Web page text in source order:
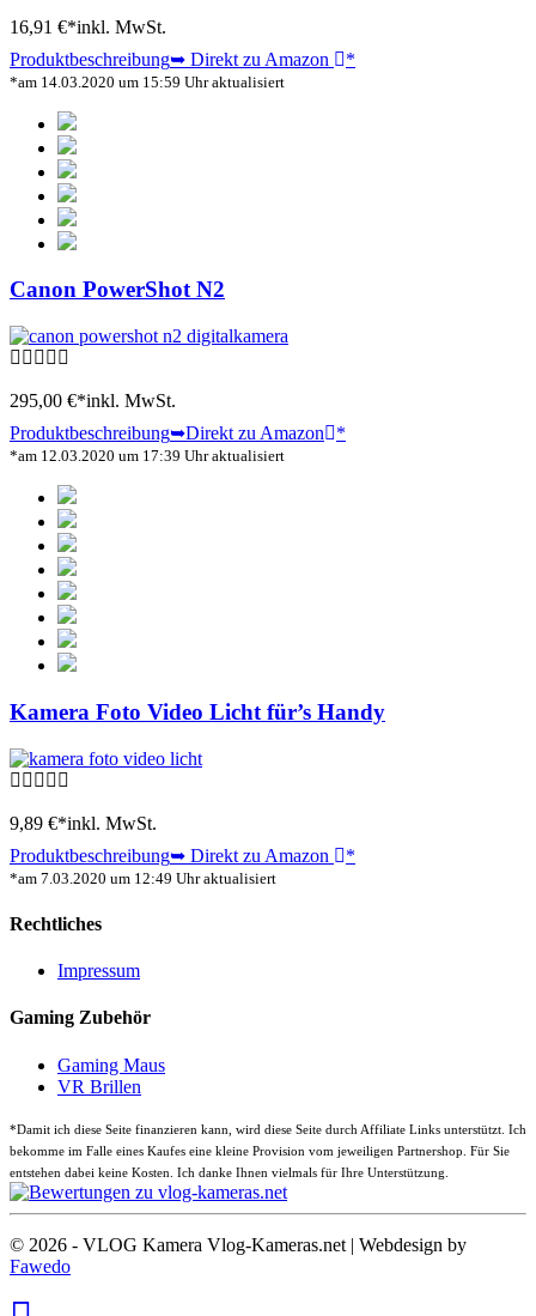
16,91 €*inkl. MwSt.
Produktbeschreibung➥ Direkt zu Amazon *
*am 14.03.2020 um 15:59 Uhr aktualisiert
Canon PowerShot N2
295,00 €*inkl. MwSt.
Produktbeschreibung➥Direkt zu Amazon *
*am 12.03.2020 um 17:39 Uhr aktualisiert
Kamera Foto Video Licht für’s Handy
9,89 €*inkl. MwSt.
Produktbeschreibung➥ Direkt zu Amazon *
*am 7.03.2020 um 12:49 Uhr aktualisiert
Rechtliches
Impressum
Gaming Zubehör
Gaming Maus
VR Brillen
*Damit ich diese Seite finanzieren kann, wird diese Seite durch Affiliate Links unterstützt. Ich
bekomme im Falle eines Kaufes eine kleine Provision vom jeweiligen Partnershop. Für Sie
entstehen dabei keine Kosten. Ich danke Ihnen vielmals für Ihre Unterstützung.
© 2026 - VLOG Kamera Vlog-Kameras.net | Webdesign by
Fawedo